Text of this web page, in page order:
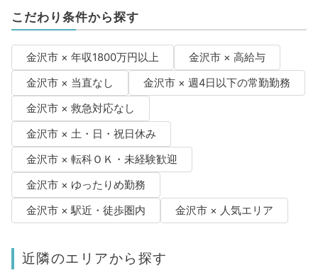
こだわり条件から探す
金沢市 × 年収1800万円以上
金沢市 × 高給与
金沢市 × 当直なし
金沢市 × 週4日以下の常勤勤務
金沢市 × 救急対応なし
金沢市 × 土・日・祝日休み
金沢市 × 転科ＯＫ・未経験歓迎
金沢市 × ゆったりめ勤務
金沢市 × 駅近・徒歩圏内
金沢市 × 人気エリア
近隣のエリアから探す